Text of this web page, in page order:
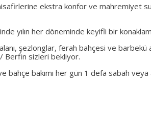
ekstra konfor ve mahremiyet
yılın her döneminde keyifli bir
şezlonglar, ferah bahçesi ve
Berfin sizleri bekliyor.
bakımı her gün 1 defa sabah veya